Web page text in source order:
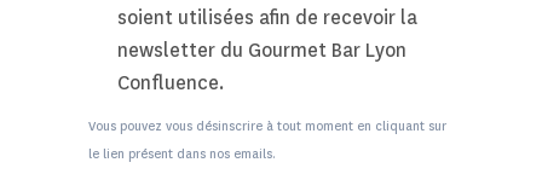
soient utilisées afin de recevoir la
newsletter du Gourmet Bar Lyon
Confluence.
Vous pouvez vous désinscrire à tout moment en cliquant sur
le lien présent dans nos emails.